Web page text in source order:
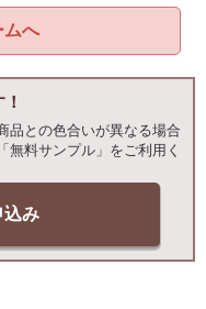
ムへ
品との色合いが異なる場合
無料サンプル」をご利用く
込み